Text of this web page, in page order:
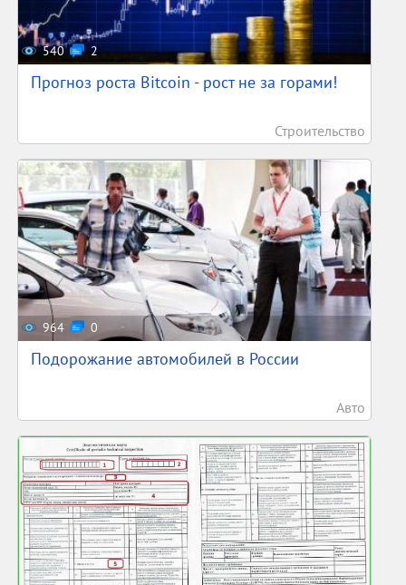
540 2
Прогноз роста Bitcoin - рост не за горами!
Строительство
964 0
Подорожание автомобилей в России
Авто